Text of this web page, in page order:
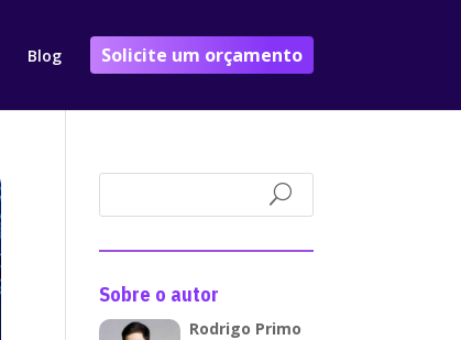
Blog Solicite um orçamento
Sobre o autor
Rodrigo Primo